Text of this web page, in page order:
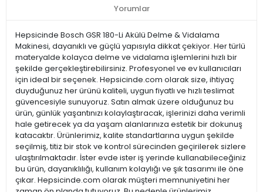
Yorumlar
Hepsicinde Bosch GSR 180-Li Akülü Delme & Vidalama
Makinesi, dayanıklı ve güçlü yapısıyla dikkat çekiyor. Her türlü
materyalde kolayca delme ve vidalama işlemlerini hızlı bir
şekilde gerçekleştirebilirsiniz. Profesyonel ve ev kullanıcıları
için ideal bir seçenek. Hepsicinde.com olarak size, ihtiyaç
duyduğunuz her ürünü kaliteli, uygun fiyatlı ve hızlı teslimat
güvencesiyle sunuyoruz. Satın almak üzere olduğunuz bu
ürün, günlük yaşantınızı kolaylaştıracak, işlerinizi daha verimli
hale getirecek ya da yaşam alanlarınıza estetik bir dokunuş
katacaktır. Ürünlerimiz, kalite standartlarına uygun şekilde
seçilmiş, titiz bir stok ve kontrol sürecinden geçirilerek sizlere
ulaştırılmaktadır. İster evde ister iş yerinde kullanabileceğiniz
bu ürün, dayanıklılığı, kullanım kolaylığı ve şık tasarımı ile öne
çıkar. Hepsicinde.com olarak müşteri memnuniyetini her